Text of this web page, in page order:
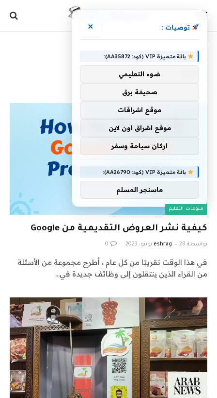
منوعات التعليم
كيفية نشر العروض التقديمية من Google
بواسطة eshrag 28 يونيو، 2023 0
في هذا الوقت تقريبًا من كل عام ، أطرح مجموعة من الأسئلة
من القراء الذين ينتقلون إلى وظائف جديدة في…
توصيات : ×
باقة متميزة VIP (كود: AA35872):
ضوء التعليمي
صحيفة برق
موقع اشراقات
موقع اشراق اون لاين
اركان سياحة وسفر
باقة متميزة VIP (كود: AA26790):
ماسنجر المسلم